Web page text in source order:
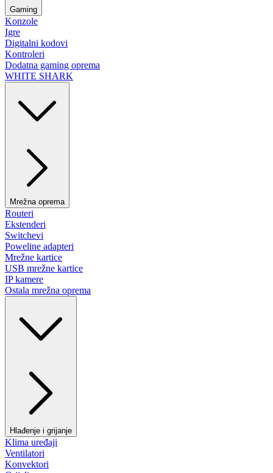
Gaming
Konzole
Igre
Digitalni kodovi
Kontroleri
Dodatna gaming oprema
WHITE SHARK
Mrežna oprema
Routeri
Ekstenderi
Switchevi
Poweline adapteri
Mrežne kartice
USB mrežne kartice
IP kamere
Ostala mrežna oprema
Hlađenje i grijanje
Klima uređaji
Ventilatori
Konvektori